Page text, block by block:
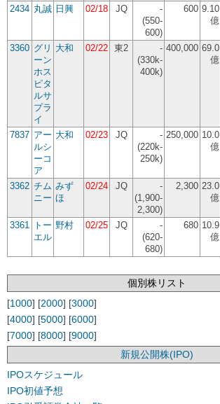
2434 丸誠 日興 02/18 JQ
-
(550-
600)
600 9.10
億
3360 グリ
ーン
ホス
ピタ
ルサ
プラ
イ
大和 02/22 東2
-
(330k-
400k)
400,000 69.0
億
7837 アー
ルシ
ーコ
ア
大和 02/23 JQ
-
(220k-
250k)
250,000 10.0
億
3362 チム
ニー
みず
ほ
02/24 JQ
-
(1,900-
2,300)
2,300 23.0
億
3361
トー
エル
野村 02/25 JQ
-
(620-
680)
680 10.9
億
個別株リスト
[1000] [2000] [3000]
[4000] [5000] [6000]
[7000] [8000] [9000]
新規公開株(IPO)
IPOスケジュール
IPO初値予想